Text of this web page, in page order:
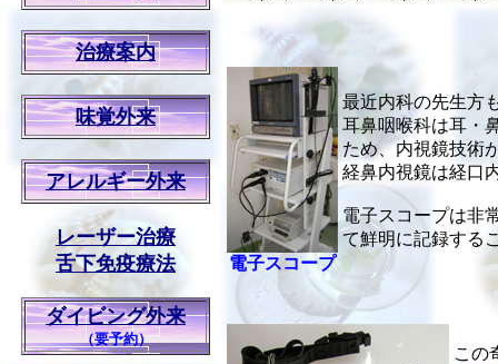
治療案内
味覚外来
アレルギー外来
レーザー治療
舌下免疫療法
ダイビング外来
（要予約）
電子スコープ
最近内科の先生方
耳鼻咽喉科は耳・
ため、内視鏡技術
経鼻内視鏡は経口
電子スコープは非
て鮮明に記録する
この